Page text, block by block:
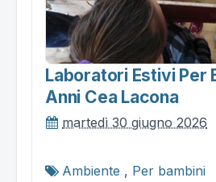
Laboratori Estivi Per
Anni Cea Lacona
martedì 30 giugno 2026
Ambiente , Per bambini